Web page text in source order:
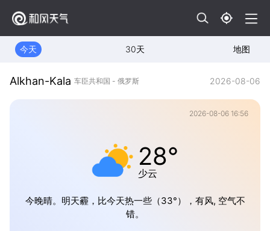
今天 30天 地图
Alkhan-Kala 车臣共和国 - 俄罗斯 2026-08-06
2026-08-06 16:56
28°
少云
今晚晴。明天霾，比今天热一些（33°），有风, 空气不
错。